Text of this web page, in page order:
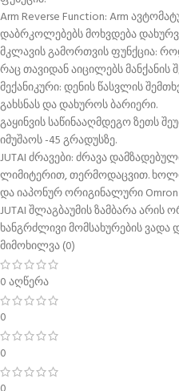
Arm Reverse Function: Arm
დაბრკოლებებს მოხვდება
მკლავის გამორთვის ფუნქცია:
რაც თავიდან აიცილებს მანქანის
მექანიკური: დენის წასვლის
გახსნას და დახუროს ბარიერი.
გაყინვის საწინააღმდეგო ზეთს
იმუშაოს -45 გრადუსზე.
JUTAI ძრავები: ძრავა
ლიმიტერით, თერმოდაცვით. ხოლო
და იაპონურ ორიგინალური
JUTAI შლაგბაუმის ზამბარა არის
ხანგრძლივი მომსახურების ვადა
მიმოხილვა (0)
0 აღწერა
0
0